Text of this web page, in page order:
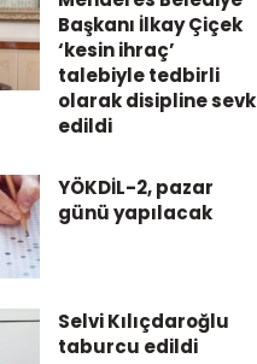
Başkanı İlkay Çiçek
‘kesin ihraç’
talebiyle tedbirli
olarak disipline sevk
edildi
YÖKDİL-2, pazar
günü yapılacak
Selvi Kılıçdaroğlu
taburcu edildi